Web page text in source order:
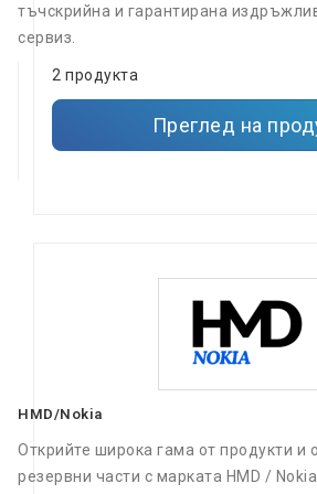
тъчскрийна и гарантирана
сервиз.
2 продукта
Преглед на
HMD/Nokia
Открийте широка гама от продукти и
резервни части с марката HMD /